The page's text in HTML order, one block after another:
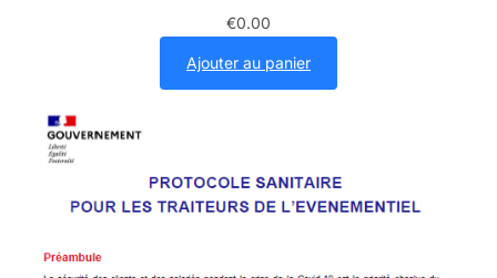
€0.00
Ajouter au panier